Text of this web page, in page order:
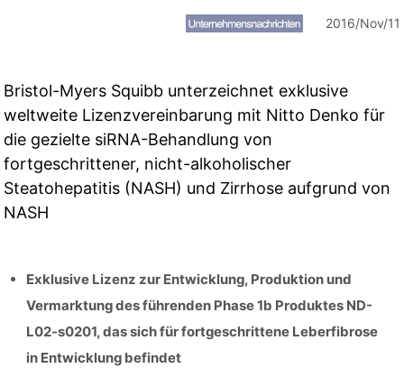
2016/Nov/11
Bristol-Myers Squibb unterzeichnet exklusive
weltweite Lizenzvereinbarung mit Nitto Denko für
die gezielte siRNA-Behandlung von
fortgeschrittener, nicht-alkoholischer
Steatohepatitis (NASH) und Zirrhose aufgrund von
NASH
Exklusive Lizenz zur Entwicklung, Produktion und
Vermarktung des führenden Phase 1b Produktes ND-
L02-s0201, das sich für fortgeschrittene Leberfibrose
in Entwicklung befindet